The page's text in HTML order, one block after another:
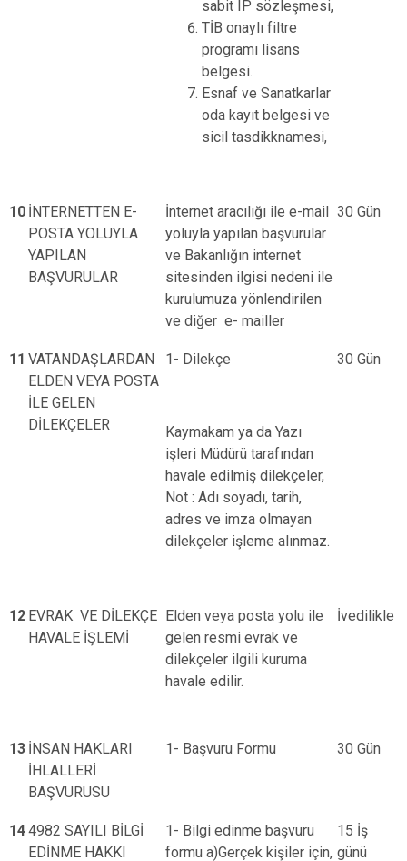
sabit IP sözleşmesi,
TİB onaylı filtre
programı lisans
belgesi.
Esnaf ve Sanatkarlar
oda kayıt belgesi ve
sicil tasdikknamesi,
10 İNTERNETTEN E-
POSTA YOLUYLA
YAPILAN
BAŞVURULAR
İnternet aracılığı ile e-mail
yoluyla yapılan başvurular
ve Bakanlığın internet
sitesinden ilgisi nedeni ile
kurulumuza yönlendirilen
ve diğer e- mailler
30 Gün
11 VATANDAŞLARDAN
ELDEN VEYA POSTA
İLE GELEN
DİLEKÇELER
1- Dilekçe
Kaymakam ya da Yazı
işleri Müdürü tarafından
havale edilmiş dilekçeler,
Not : Adı soyadı, tarih,
adres ve imza olmayan
dilekçeler işleme alınmaz.
30 Gün
12 EVRAK VE DİLEKÇE
HAVALE İŞLEMİ
Elden veya posta yolu ile
gelen resmi evrak ve
dilekçeler ilgili kuruma
havale edilir.
İvedilikle
13 İNSAN HAKLARI
İHLALLERİ
BAŞVURUSU
1- Başvuru Formu 30 Gün
144982 SAYILI BİLGİ
EDİNME HAKKI
1- Bilgi edinme başvuru
formu a)Gerçek kişiler için,
15 İş
günü